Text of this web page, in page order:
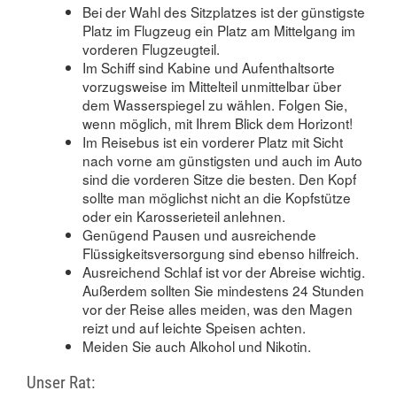
Bei der Wahl des Sitzplatzes ist der günstigste
Platz im Flugzeug ein Platz am Mittelgang im
vorderen Flugzeugteil.
Im Schiff sind Kabine und Aufenthaltsorte
vorzugsweise im Mittelteil unmittelbar über
dem Wasserspiegel zu wählen. Folgen Sie,
wenn möglich, mit Ihrem Blick dem Horizont!
Im Reisebus ist ein vorderer Platz mit Sicht
nach vorne am günstigsten und auch im Auto
sind die vorderen Sitze die besten. Den Kopf
sollte man möglichst nicht an die Kopfstütze
oder ein Karosserieteil anlehnen.
Genügend Pausen und ausreichende
Flüssigkeitsversorgung sind ebenso hilfreich.
Ausreichend Schlaf ist vor der Abreise wichtig.
Außerdem sollten Sie mindestens 24 Stunden
vor der Reise alles meiden, was den Magen
reizt und auf leichte Speisen achten.
Meiden Sie auch Alkohol und Nikotin.
Unser Rat: